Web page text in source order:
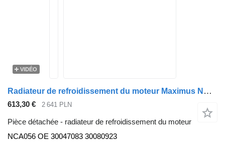
VIDÉO
Radiateur de refroidissement du moteur Maximus NCA056 pour bus VDL Bova FUTURA MAGIQ EURO4
613,30 € 2 641 PLN
Pièce détachée - radiateur de refroidissement du moteur
NCA056 OE 30047083 30080923